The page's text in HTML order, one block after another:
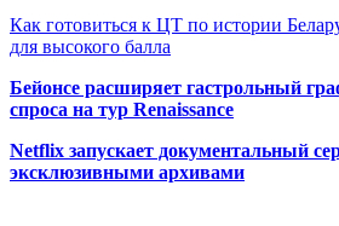
Как готовиться к ЦТ по истории
для высокого балла
Бейонсе расширяет гастрольный
спроса на тур Renaissance
Netflix запускает документальный
эксклюзивными архивами